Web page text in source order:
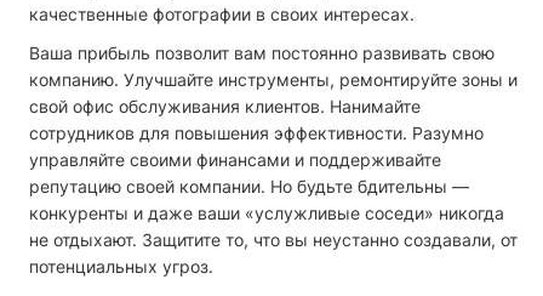
качественные фотографии в своих интересах.
Ваша прибыль позволит вам постоянно развивать свою
компанию. Улучшайте инструменты, ремонтируйте зоны и
свой офис обслуживания клиентов. Нанимайте
сотрудников для повышения эффективности. Разумно
управляйте своими финансами и поддерживайте
репутацию своей компании. Но будьте бдительны —
конкуренты и даже ваши «услужливые соседи» никогда
не отдыхают. Защитите то, что вы неустанно создавали, от
потенциальных угроз.